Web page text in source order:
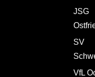
JSG
SV
VfL